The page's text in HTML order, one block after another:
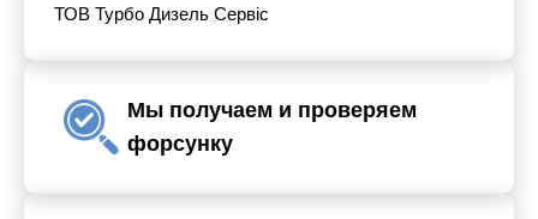
ТОВ Турбо Дизель Сервіс
Мы получаем и проверяем
форсунку